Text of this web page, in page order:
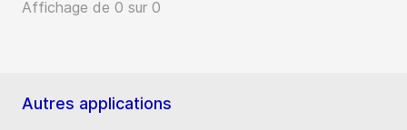
Affichage de 0 sur 0
Autres applications